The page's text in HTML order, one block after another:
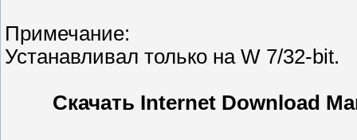
Примечание:
Устанавливал только на W 7/32-bit.
Скачать Internet Download